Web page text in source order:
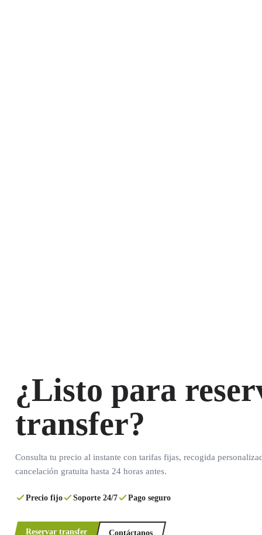
¿Listo para
transfer?
Consulta tu precio al instante con tarifas fijas, recogida
cancelación gratuita hasta 24 horas antes.
Precio fijo Soporte 24/7 Pago seguro
Reservar transfer Contáctanos